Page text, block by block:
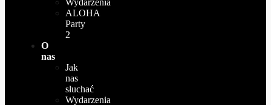
ALOHA
Party
2
O
nas
Jak
nas
słuchać
Wydarzenia